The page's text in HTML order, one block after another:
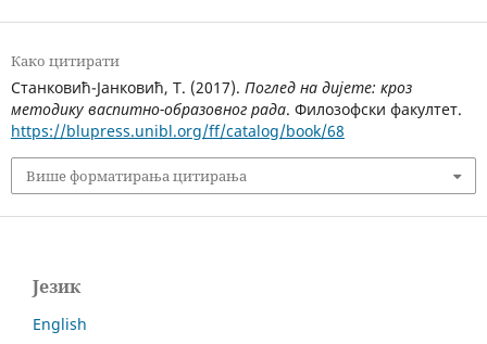
Како цитирати
Станковић-Јанковић, Т. (2017). Поглед на дијете: кроз
методику васпитно-образовног рада. Филозофски факултет.
https://blupress.unibl.org/ff/catalog/book/68
Више форматирања цитирања
Језик
English